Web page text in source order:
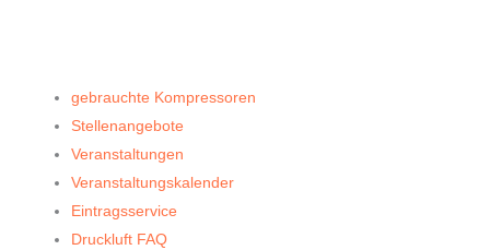
gebrauchte Kompressoren
Stellenangebote
Veranstaltungen
Veranstaltungskalender
Eintragsservice
Druckluft FAQ